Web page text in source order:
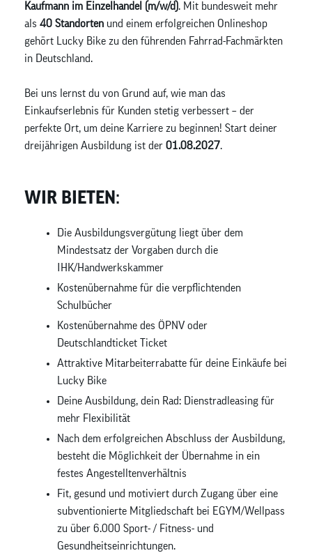
Kaufmann im Einzelhandel (m/w/d). Mit bundesweit mehr
als 40 Standorten und einem erfolgreichen Onlineshop
gehört Lucky Bike zu den führenden Fahrrad-Fachmärkten
in Deutschland.
Bei uns lernst du von Grund auf, wie man das
Einkaufserlebnis für Kunden stetig verbessert – der
perfekte Ort, um deine Karriere zu beginnen! Start deiner
dreijährigen Ausbildung ist der 01.08.2027.
WIR BIETEN:
Die Ausbildungsvergütung liegt über dem
Mindestsatz der Vorgaben durch die
IHK/Handwerkskammer
Kostenübernahme für die verpflichtenden
Schulbücher
Kostenübernahme des ÖPNV oder
Deutschlandticket Ticket
Attraktive Mitarbeiterrabatte für deine Einkäufe bei
Lucky Bike
Deine Ausbildung, dein Rad: Dienstradleasing für
mehr Flexibilität
Nach dem erfolgreichen Abschluss der Ausbildung,
besteht die Möglichkeit der Übernahme in ein
festes Angestelltenverhältnis
Fit, gesund und motiviert durch Zugang über eine
subventionierte Mitgliedschaft bei EGYM/Wellpass
zu über 6.000 Sport- / Fitness- und
Gesundheitseinrichtungen.